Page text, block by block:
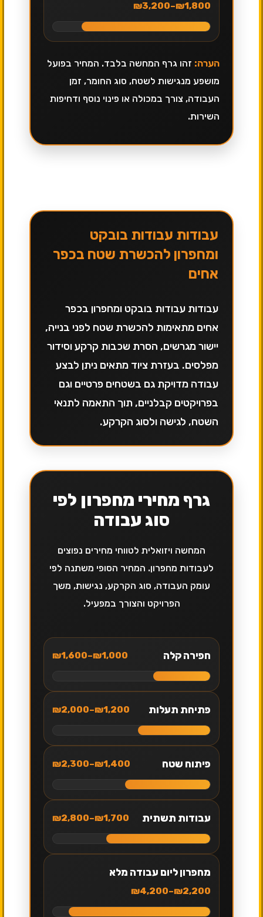
₪1,800–₪3,200
הערה: זהו גרף המחשה בלבד. המחיר בפועל
מושפע מנגישות לשטח, סוג החומר, זמן
העבודה, צורך במכולה או פינוי נוסף ודחיפות
השירות.
עבודות עבודות בובקט
ומחפרון להכשרת שטח בכפר
אחים
עבודות עבודות בובקט ומחפרון בכפר
אחים מתאימות להכשרת שטח לפני בנייה,
יישור מגרשים, הסרת שכבות קרקע וסידור
מפלסים. בעזרת ציוד מתאים ניתן לבצע
עבודה מדויקת גם בשטחים פרטיים וגם
בפרויקטים קבלניים, תוך התאמה לתנאי
השטח, לגישה ולסוג הקרקע.
גרף מחירי מחפרון לפי
סוג עבודה
המחשה ויזואלית לטווחי מחירים נפוצים
לעבודות מחפרון. המחיר הסופי משתנה לפי
עומק העבודה, סוג הקרקע, נגישות, משך
הפרויקט והצורך במפעיל.
חפירה קלה ₪1,000–₪1,600
פתיחת תעלות ₪1,200–₪2,000
פיתוח שטח ₪1,400–₪2,300
עבודות תשתית ₪1,700–₪2,800
מחפרון ליום עבודה מלא
₪2,200–₪4,200